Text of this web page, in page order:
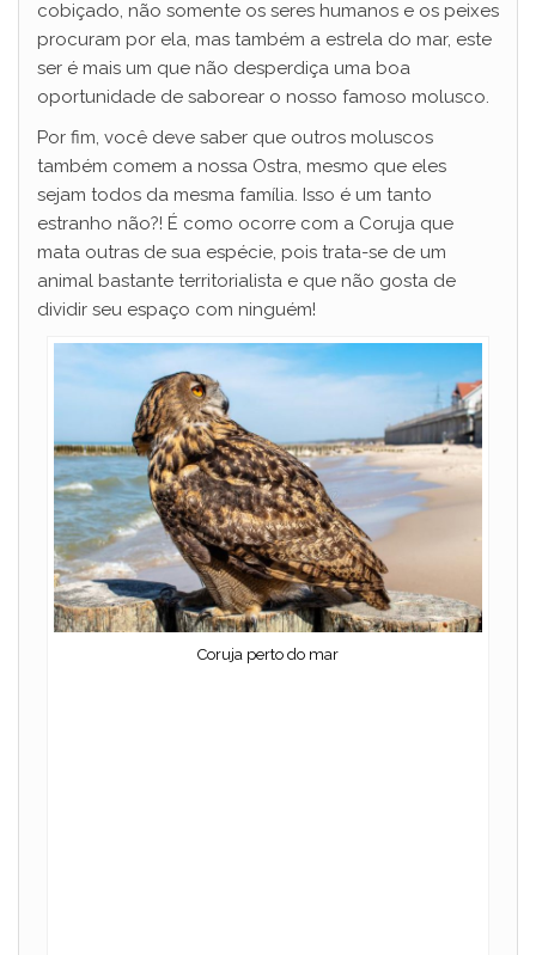
cobiçado, não somente os seres humanos e os peixes
procuram por ela, mas também a estrela do mar, este
ser é mais um que não desperdiça uma boa
oportunidade de saborear o nosso famoso molusco.
Por fim, você deve saber que outros moluscos
também comem a nossa Ostra, mesmo que eles
sejam todos da mesma família. Isso é um tanto
estranho não?! É como ocorre com a Coruja que
mata outras de sua espécie, pois trata-se de um
animal bastante territorialista e que não gosta de
dividir seu espaço com ninguém!
Coruja perto do mar